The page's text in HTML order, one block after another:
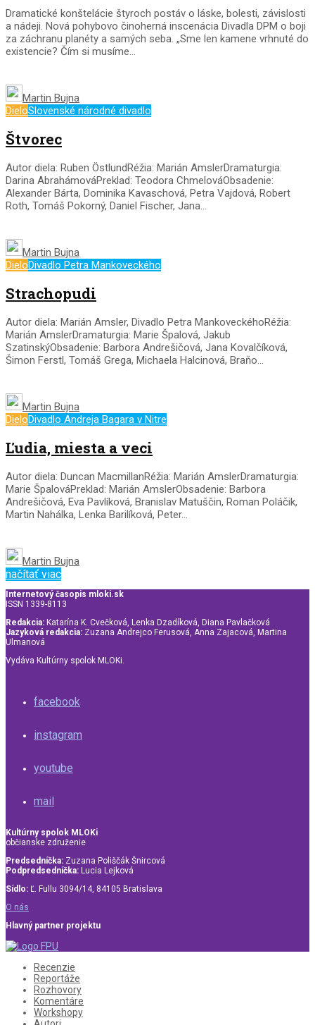
Dramatické konštelácie štyroch postáv o láske, bolesti, závislosti
a nádeji. Nová pohybovo činoherná inscenácia Divadla DPM o boji
za záchranu planéty a samých seba. „Sme len kamene vrhnuté do
existencie? Čím si musíme...
Martin Bujna
DieloSlovenské národné divadlo
Štvorec
Autor diela: Ruben ÖstlundRéžia: Marián AmslerDramaturgia:
Darina AbrahámováPreklad: Teodora ChmelováObsadenie:
Alexander Bárta, Dominika Kavaschová, Petra Vajdová, Robert
Roth, Tomáš Pokorný, Daniel Fischer, Jana...
Martin Bujna
DieloDivadlo Petra Mankoveckého
Strachopudi
Autor diela: Marián Amsler, Divadlo Petra MankoveckéhoRéžia:
Marián AmslerDramaturgia: Marie Špalová, Jakub
SzatinskýObsadenie: Barbora Andrešičová, Jana Kovalčíková,
Šimon Ferstl, Tomáš Grega, Michaela Halcinová, Braňo...
Martin Bujna
DieloDivadlo Andreja Bagara v Nitre
Ľudia, miesta a veci
Autor diela: Duncan MacmillanRéžia: Marián AmslerDramaturgia:
Marie ŠpalováPreklad: Marián AmslerObsadenie: Barbora
Andrešičová, Eva Pavlíková, Branislav Matuščin, Roman Poláčik,
Martin Nahálka, Lenka Barilíková, Peter...
Martin Bujna
načítať viac
Internetový časopis mloki.sk
ISSN 1339-8113
Redakcia: Katarína K. Cvečková, Lenka Dzadíková, Diana Pavlačková
Jazyková redakcia: Zuzana Andrejco Ferusová, Anna Zajacová, Martina
Ulmanová
Vydáva Kultúrny spolok MLOKi.
facebook
instagram
youtube
mail
Kultúrny spolok MLOKi
občianske združenie
Predsedníčka: Zuzana Poliščák Šnircová
Podpredsedníčka: Lucia Lejková
Sídlo: Ľ. Fullu 3094/14, 84105 Bratislava
O nás
Hlavný partner projektu
Recenzie
Reportáže
Rozhovory
Komentáre
Workshopy